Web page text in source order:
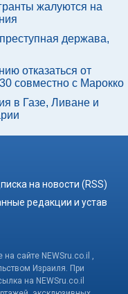
жалуются на
держава,
отказаться от
совместно с Марокко
в Газе, Ливане и
на новости (RSS)
редакции и устав
сайте NEWSru.co.il ,
Израиля. При
на NEWSru.co.il